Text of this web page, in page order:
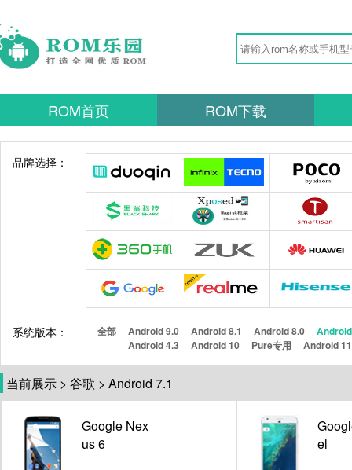
ROM首页 ROM下载
品牌选择：
系统版本： 全部 Android 9.0 Android 8.1 Android 8.0
Android 4.3
Android 10 Pure专用 Android 11
当前展示 > 谷歌 > Android 7.1
Google Nex
us 6
el